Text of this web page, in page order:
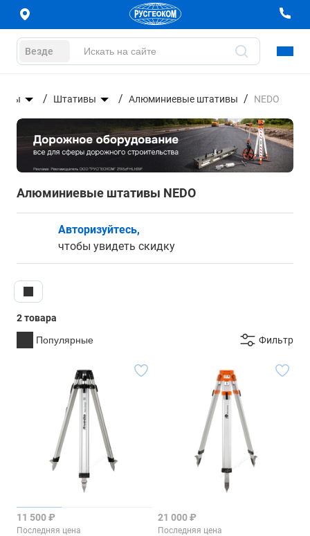
Везде
Штативы Алюминиевые штативы NEDO
Алюминиевые штативы NEDO
Авторизуйтесь,
чтобы увидеть скидку
2 товара
Популярные
Фильтр
11 500 ₽
Последняя цена
21 000 ₽
Последняя цена